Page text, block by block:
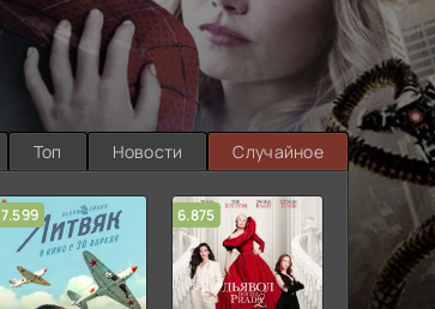
Топ Новости Случайное
7.599 6.875 6.314